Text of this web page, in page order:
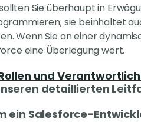
Sie überhaupt in
sie beinhaltet
Wenn Sie an einer
eine Überlegung wert.
und
detaillierten
ein Salesforce-